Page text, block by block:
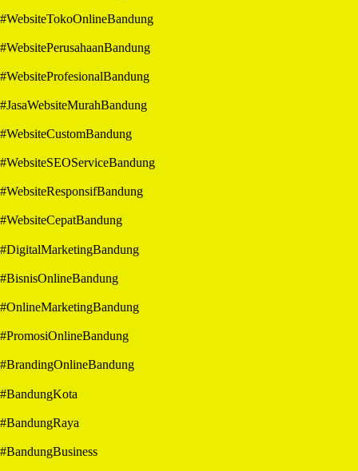
#WebsiteTokoOnlineBandung
#WebsitePerusahaanBandung
#WebsiteProfesionalBandung
#JasaWebsiteMurahBandung
#WebsiteCustomBandung
#WebsiteSEOServiceBandung
#WebsiteResponsifBandung
#WebsiteCepatBandung
#DigitalMarketingBandung
#BisnisOnlineBandung
#OnlineMarketingBandung
#PromosiOnlineBandung
#BrandingOnlineBandung
#BandungKota
#BandungRaya
#BandungBusiness